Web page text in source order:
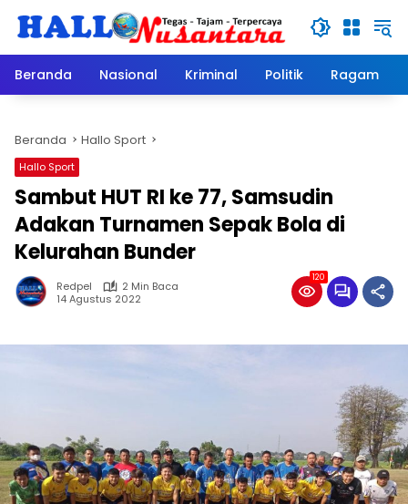
Beranda
Nasional Kriminal Politik Ragam
Beranda Hallo Sport
Hallo Sport
Sambut HUT RI ke 77, Samsudin
Adakan Turnamen Sepak Bola di
Kelurahan Bunder
Redpel
2 Min Baca
14 Agustus 2022
120